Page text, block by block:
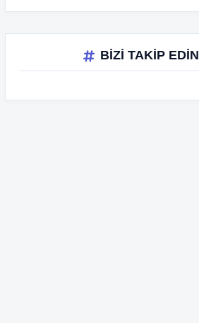
BİZİ TAKİP EDİN